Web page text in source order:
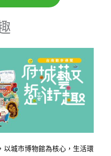
以城市博物館為核心，生活環